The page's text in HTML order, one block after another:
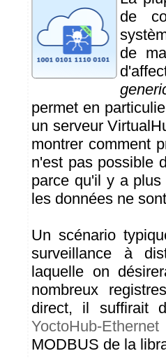
de
de
permet en
un serveur
montrer comment
n'est pas possible
parce qu'il y a
les données ne
Un scénario
surveillance à
laquelle on
nombreux
direct, il suffirait
YoctoHub-Ethernet
MODBUS de la